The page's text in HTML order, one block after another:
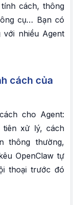
cách, thông
cụ… Bạn có
với nhiều Agent
cách của
cho Agent:
tiên xử lý, cách
thông thường,
OpenClaw tự
thoại trước đó